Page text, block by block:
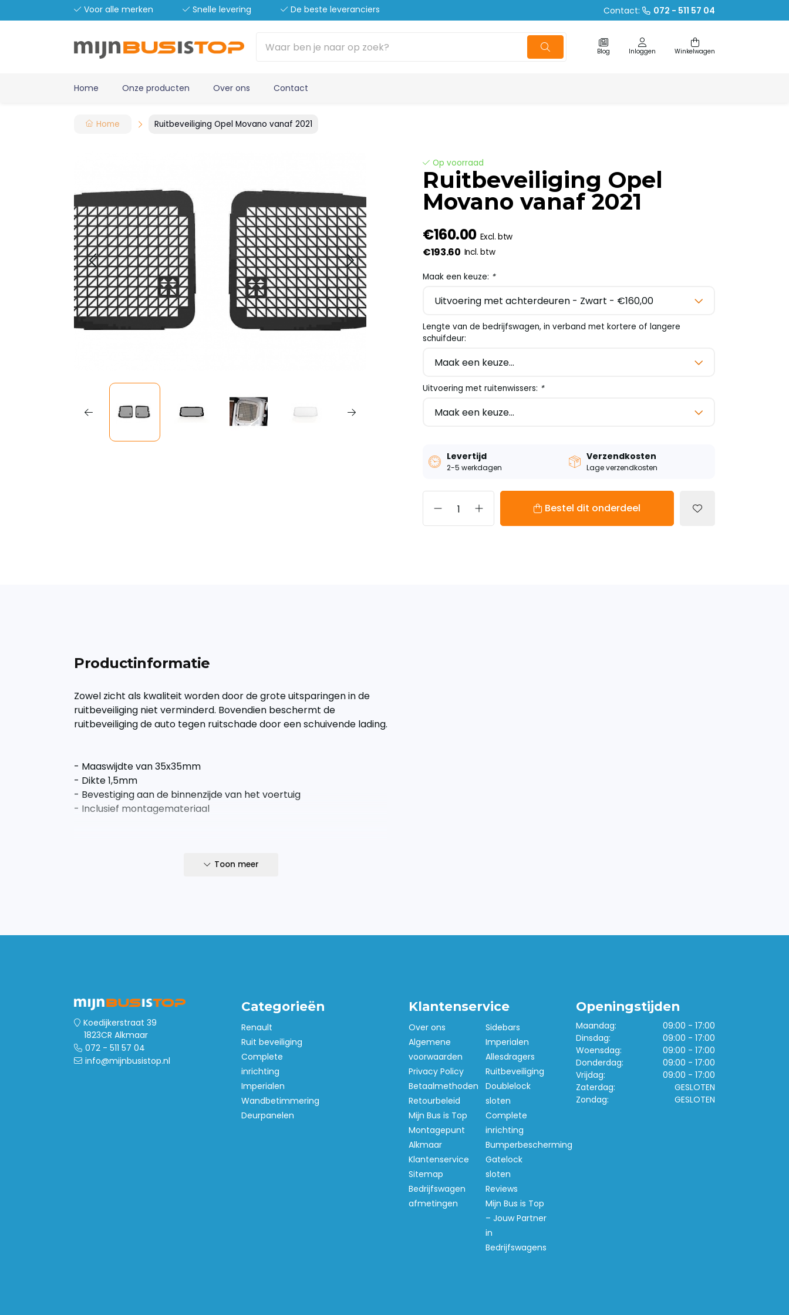
Voor alle merken Snelle levering De beste leveranciers Contact: 072 - 511 57 04
Blog Inloggen Winkelwagen
Home Onze producten Over ons Contact
Home Ruitbeveiliging Opel Movano vanaf 2021
Op voorraad
Ruitbeveiliging Opel
Movano vanaf 2021
€160.00 Excl. btw
€193.60 Incl. btw
Maak een keuze: *
Lengte van de bedrijfswagen, in verband met kortere of langere
schuifdeur:
Uitvoering met ruitenwissers: *
Levertijd
2-5 werkdagen
Verzendkosten
Lage verzendkosten
Bestel dit onderdeel
Productinformatie
Zowel zicht als kwaliteit worden door de grote uitsparingen in de
ruitbeveiliging niet verminderd. Bovendien beschermt de
ruitbeveiliging de auto tegen ruitschade door een schuivende lading.
- Maaswijdte van 35x35mm
- Dikte 1,5mm
- Bevestiging aan de binnenzijde van het voertuig
- Inclusief montagemateriaal
Toon meer
Koedijkerstraat 39
1823CR Alkmaar
072 - 511 57 04
info@mijnbusistop.nl
Categorieën
Renault
Ruit beveiliging
Complete
inrichting
Imperialen
Wandbetimmering
Deurpanelen
Klantenservice
Over ons
Algemene
voorwaarden
Privacy Policy
Betaalmethoden
Retourbeleid
Mijn Bus is Top
Montagepunt
Alkmaar
Klantenservice
Sitemap
Bedrijfswagen
afmetingen
Sidebars
Imperialen
Allesdragers
Ruitbeveiliging
Doublelock
sloten
Complete
inrichting
Bumperbescherming
Gatelock
sloten
Reviews
Mijn Bus is Top
– Jouw Partner
in
Bedrijfswagens
Openingstijden
Maandag:
09:00 - 17:00
Dinsdag:
09:00 - 17:00
Woensdag:
09:00 - 17:00
Donderdag:
09:00 - 17:00
Vrijdag:
09:00 - 17:00
Zaterdag:
GESLOTEN
Zondag:
GESLOTEN